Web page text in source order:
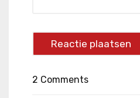
2 Comments